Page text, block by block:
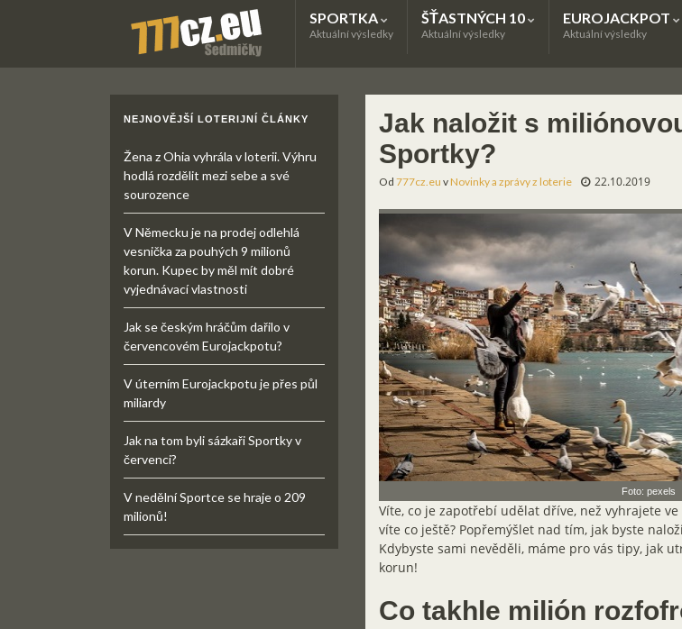
SPORTKA
Aktuální výsledky
ŠŤASTNÝCH 10
Aktuální výsledky
EUROJACKPOT
Aktuální výsledky
Jak naložit s
Sportky?
Od 777cz.eu vNovinky a zprávy z loterie 22.10.2019
Foto: pexels
Víte, co je zapotřebí udělat dříve, než vyhrajete
víte co ještě? Popřemýšlet nad tím, jak byste
Kdybyste sami nevěděli, máme pro vás tipy, jak
korun!
Co takhle milión
NEJNOVĚJŠÍ LOTERIJNÍ ČLÁNKY
Žena z Ohia vyhrála v loterii. Výhru
hodlá rozdělit mezi sebe a své
sourozence
V Německu je na prodej odlehlá
vesnička za pouhých 9 milionů
korun. Kupec by měl mít dobré
vyjednávací vlastnosti
Jak se českým hráčům dařilo v
červencovém Eurojackpotu?
V úterním Eurojackpotu je přes půl
miliardy
Jak na tom byli sázkaři Sportky v
červenci?
V nedělní Sportce se hraje o 209
milionů!